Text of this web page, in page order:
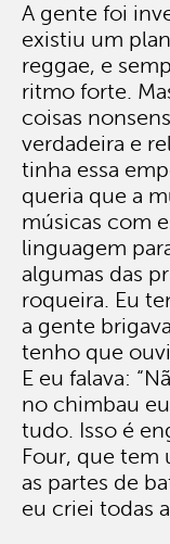
A gente foi
existiu um
reggae, e
ritmo forte.
coisas
verdadeira e
tinha essa
queria que a
músicas com
linguagem
algumas das
roqueira. Eu
a gente
tenho que
E eu falava:
no chimbau
tudo. Isso é
Four, que tem
as partes de
eu criei todas